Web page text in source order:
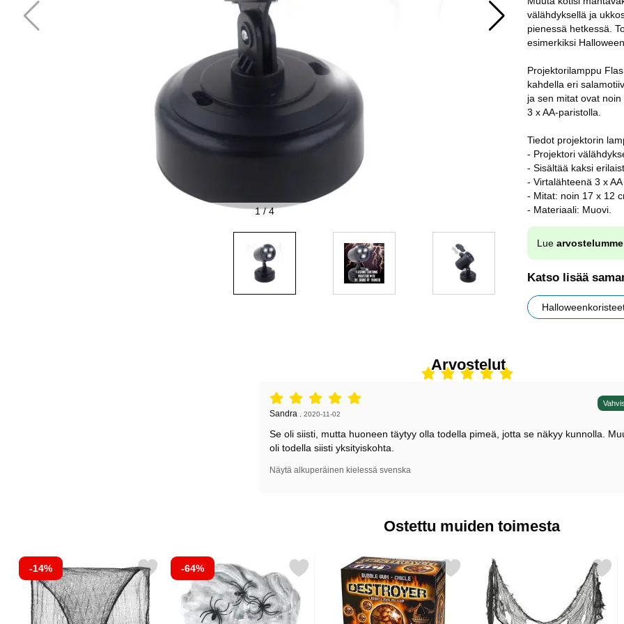
1/4
välähdyksellä ja
pienessä hetkessä.
esimerkiksi
Projektorilamppu
kahdella eri
ja sen mitat ovat
3 x AA-paristolla.
Tiedot projektorin
- Projektori
- Sisältää kaksi
- Virtalähteenä 3 x
- Mitat: noin 17 x 12
- Materiaali: Muovi.
Lue arvostelumme
Katso lisää
Arvostelut
Arvostelu: 5 tähdet / 5,
Arvostelun kirjoittaja:
Sandra , 2020-11-02
Se oli siisti, mutta huoneen täytyy olla todella pimeä, jotta se näkyy kunnolla.
oli todella siisti yksityiskohta.
Näytä alkuperäinen kielessä svenska
Ostettu muiden toimesta
-14%
Merkitse synkkä Kangas Halloween-somiste suosikiksi
-64%
Merkitse hämähäkinverkko Mustilla Hämähäkeillä 40g suosikiksiMerkitse purukumi Destroyer suosikiksiMerkitse koristekangas